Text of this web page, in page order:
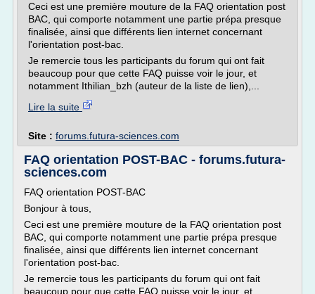
Ceci est une première mouture de la FAQ orientation post
BAC, qui comporte notamment une partie prépa presque
finalisée, ainsi que différents lien internet concernant
l'orientation post-bac.
Je remercie tous les participants du forum qui ont fait
beaucoup pour que cette FAQ puisse voir le jour, et
notamment Ithilian_bzh (auteur de la liste de lien),...
Lire la suite
Site : forums.futura-sciences.com
FAQ orientation POST-BAC - forums.futura-
sciences.com
FAQ orientation POST-BAC
Bonjour à tous,
Ceci est une première mouture de la FAQ orientation post
BAC, qui comporte notamment une partie prépa presque
finalisée, ainsi que différents lien internet concernant
l'orientation post-bac.
Je remercie tous les participants du forum qui ont fait
beaucoup pour que cette FAQ puisse voir le jour, et